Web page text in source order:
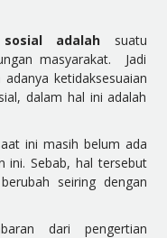
sosial adalah suatu
masyarakat. Jadi
ketidaksesuaian
dalam hal ini adalah
ini masih belum ada
ini. Sebab, hal tersebut
seiring dengan
dari pengertian